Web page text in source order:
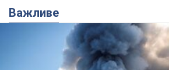
припустив, чим закінчиться
Москва може стати "островом" і
спрогнозував військовий експерт
61,6 т.